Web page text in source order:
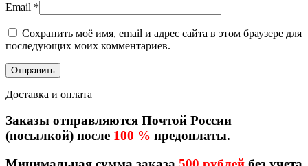
Email *
Сохранить моё имя, email и адрес сайта в этом браузере для
последующих моих комментариев.
Доставка и оплата
Заказы отправляются Почтой России
(посылкой) после 100 % предоплаты.